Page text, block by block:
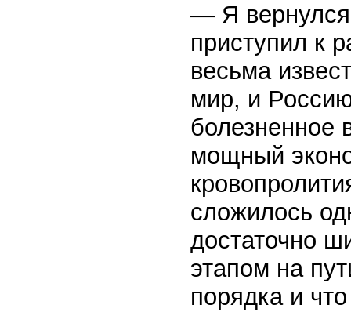
— Я вернулся
приступил к
весьма
мир, и
болезненное
мощный
сложилось
достаточно
этапом на
порядка и